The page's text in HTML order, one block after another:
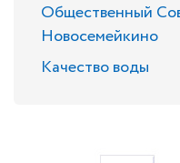
Общественный
Новосемейкино
Качество воды